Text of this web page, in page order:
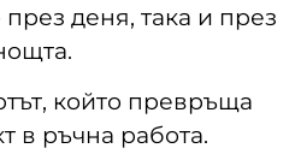
деня, така и през
който превръща
в ръчна работа.